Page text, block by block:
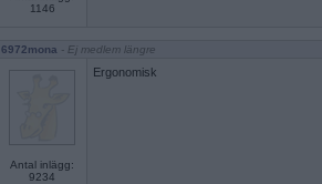
1146
6972mona - Ej medlem längre
Antal inlägg:
9234
Ergonomisk